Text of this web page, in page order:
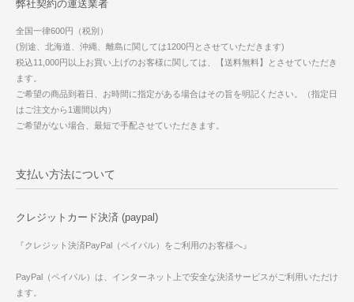
弊社契約の運送業者
全国一律600円（税別）
(別途、北海道、沖縄、離島に関しては1200円とさせていただきます)
税込11,000円以上お買い上げのお客様に関しては、【送料無料】とさせていただき
ます。
ご希望の商品到着日、お時間に指定がある場合はその旨を明記ください。（指定日
はご注文から1週間以内）
ご希望がない場合、最短で手配させていただきます。
支払い方法について
クレジットカード決済 (paypal)
『クレジット決済PayPal（ペイパル）をご利用のお客様へ』
PayPal（ペイパル）は、インターネット上で安全な決済サービスがご利用いただけ
ます。